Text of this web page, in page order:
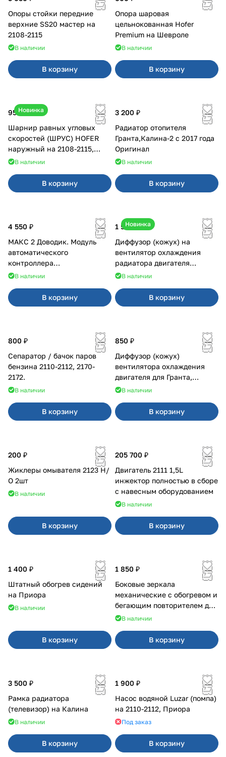
Опоры стойки передние
верхние SS20 мастер на
2108-2115
В наличии
В корзину
Опора шаровая
цельнокованная Hofer
Premium на Шевроле
В наличии
В корзину
Новинка
950 ₽
Шарнир равных угловых
скоростей (ШРУС) HOFER
наружный на 2108-2115,
2110-2112
В наличии
В корзину
3 200 ₽
Радиатор отопителя
Гранта,Калина-2 с 2017 года
Оригинал
В наличии
В корзину
4 550 ₽
МАКС 2 Доводик. Модуль
автоматического
контроллера
стеклоподъемников для
В наличии
В корзину
Новинка
1 500 ₽
Диффузор (кожух) на
вентилятор охлаждения
радиатора двигателя
Приора 2170 Panasonic
В наличии
В корзину
800 ₽
Сепаратор / бачок паров
бензина 2110-2112, 2170-
2172.
В наличии
В корзину
850 ₽
Диффузор (кожух)
вентилятора охлаждения
двигателя для Гранта,
Калина-2, Датсун нового
В наличии
В корзину
200 ₽
Жиклеры омывателя 2123 Н/
О 2шт
В наличии
В корзину
205 700 ₽
Двигатель 2111 1,5L
инжектор полностью в сборе
с навесным оборудованием
В наличии
В корзину
1 400 ₽
Штатный обогрев сидений
на Приора
В наличии
В корзину
1 850 ₽
Боковые зеркала
механические с обогревом и
бегающим повторителем для
4х4В наличии
В корзину
3 500 ₽
Рамка радиатора
(телевизор) на Калина
В наличии
В корзину
1 900 ₽
Насос водяной Luzar (помпа)
на 2110-2112, Приора
Под заказ
В корзину